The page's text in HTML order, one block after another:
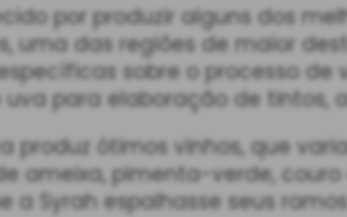
por produzir alguns dos
uma das regiões de maior
sobre o processo
para elaboração de tintos, a
produz ótimos vinhos, que
ameixa, pimenta-verde,
Syrah espalhasse seus